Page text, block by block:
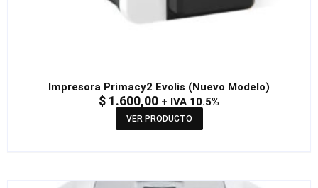
Impresora Primacy2 Evolis (Nuevo Modelo)
$ 1.600,00 + IVA 10.5%
VER PRODUCTO